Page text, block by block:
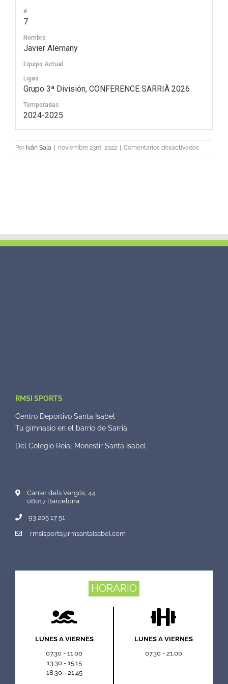
#
7
Nombre
Javier Alemany
Equipo Actual
Ligas
Grupo 3ª División, CONFERENCE SARRIÀ 2026
Temporadas
2024-2025
Por Iván Sala noviembre 23rd, 2022 Comentarios desactivadosen
7
RMSI SPORTS
Centro Deportivo Santa Isabel
Tu gimnasio en el barrio de Sarrià
Del Colegio Reial Monestir Santa Isabel
Carrer dels Vergós, 44
08017 Barcelona
93 205 17 51
rmsisports@rmsantaisabel.com
HORARIO
LUNES A VIERNES
07.30 - 11.00
13.30 - 15.15
18.30 - 21.45
LUNES A VIERNES
07.30 - 21.00